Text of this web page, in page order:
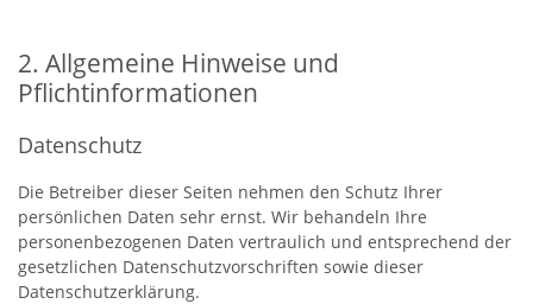
2. Allgemeine Hinweise und
Pflichtinformationen
Datenschutz
Die Betreiber dieser Seiten nehmen den Schutz Ihrer
persönlichen Daten sehr ernst. Wir behandeln Ihre
personenbezogenen Daten vertraulich und entsprechend der
gesetzlichen Datenschutzvorschriften sowie dieser
Datenschutzerklärung.